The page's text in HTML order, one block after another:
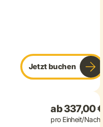
Jetzt buchen
+ 18 mehr
ab 337,00
pro Einheit/Nacht